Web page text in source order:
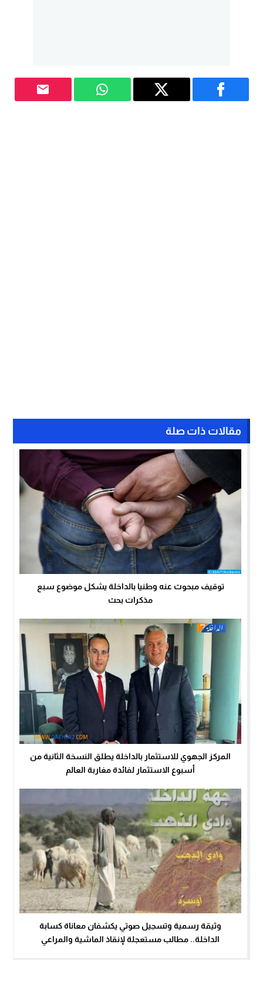
مقالات ذات صلة
توقيف مبحوث عنه وطنيا بالداخلة يشكل موضوع سبع
مذكرات بحث
المركز الجهوي للاستثمار بالداخلة يطلق النسخة الثانية من
أسبوع الاستثمار لفائدة مغاربة العالم
وثيقة رسمية وتسجيل صوتي يكشفان معاناة كسابة
الداخلة.. مطالب مستعجلة لإنقاذ الماشية والمراعي